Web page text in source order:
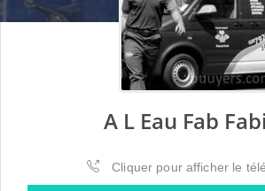
A L Eau Fab
Cliquer pour afficher le